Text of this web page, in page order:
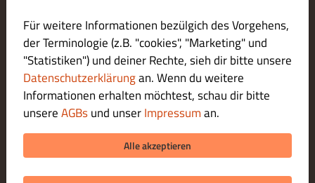
Cookie-Einstellungen ändern
Kontaktiere uns
Datenschutzerklärung
Allgemeine Geschäftsbedingungen
Impressum
LIEFERUNG ZAHLUNGSARTEN
ZAHLUNGSARTEN BEI ABHOLUNG
Für weitere Informationen bezülgich des Vorgehens,
der Terminologie (z.B. "cookies", "Marketing" und
"Statistiken") und deiner Rechte, sieh dir bitte unsere
Datenschutzerklärungan. Wenn du weitere
Informationen erhalten möchtest, schau dir bitte
unsereAGBsund unserImpressuman.
Alle akzeptieren